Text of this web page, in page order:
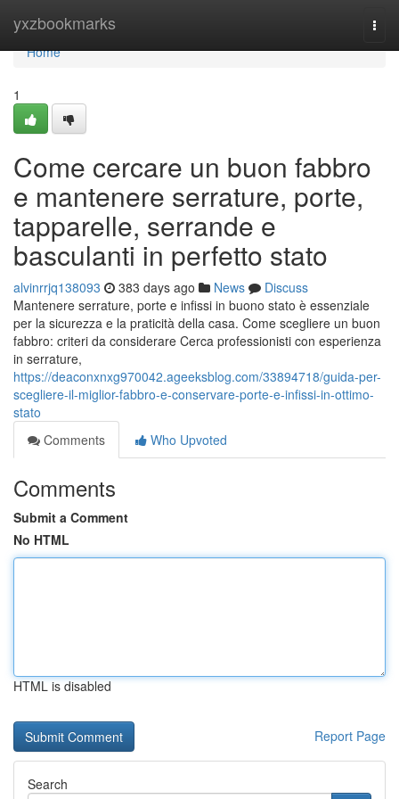
yxzbookmarks
Home
Home
1
Come cercare un buon fabbro
e mantenere serrature, porte,
tapparelle, serrande e
basculanti in perfetto stato
alvinrrjq138093 383 days ago News
Discuss
Mantenere serrature, porte e infissi in buono stato è essenziale
per la sicurezza e la praticità della casa. Come scegliere un buon
fabbro: criteri da considerare Cerca professionisti con esperienza
in serrature,
https://deaconxnxg970042.ageeksblog.com/33894718/guida-per-
scegliere-il-miglior-fabbro-e-conservare-porte-e-infissi-in-ottimo-
stato
Comments
Who Upvoted
Comments
Submit a Comment
No HTML
HTML is disabled
Report Page
Search